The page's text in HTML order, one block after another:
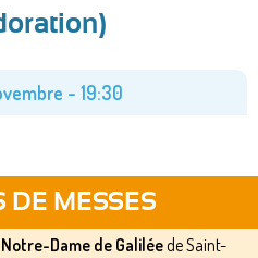
- 19:30
DE MESSES
Dame de Galiléede Saint-